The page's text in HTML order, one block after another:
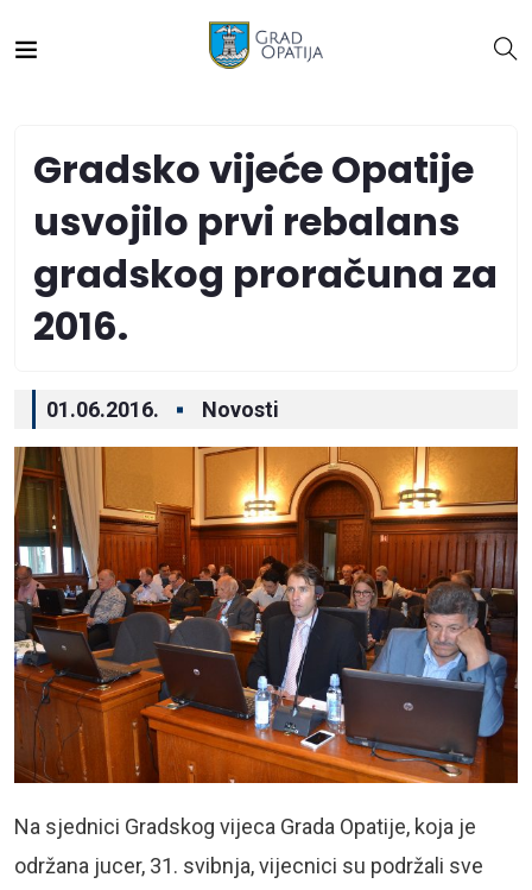
Gradsko vijeće Opatije
usvojilo prvi rebalans
gradskog proračuna za
2016.
01.06.2016. Novosti
Na sjednici Gradskog vijeca Grada Opatije, koja je
održana jucer, 31. svibnja, vijecnici su podržali sve